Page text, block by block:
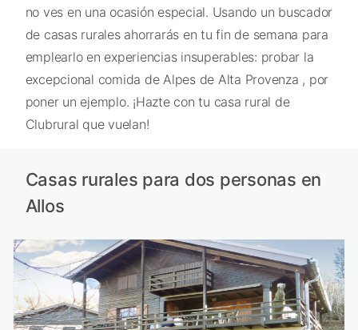
no ves en una ocasión especial. Usando un buscador
de casas rurales ahorrarás en tu fin de semana para
emplearlo en experiencias insuperables: probar la
excepcional comida de Alpes de Alta Provenza , por
poner un ejemplo. ¡Hazte con tu casa rural de
Clubrural que vuelan!
Casas rurales para dos personas en
Allos